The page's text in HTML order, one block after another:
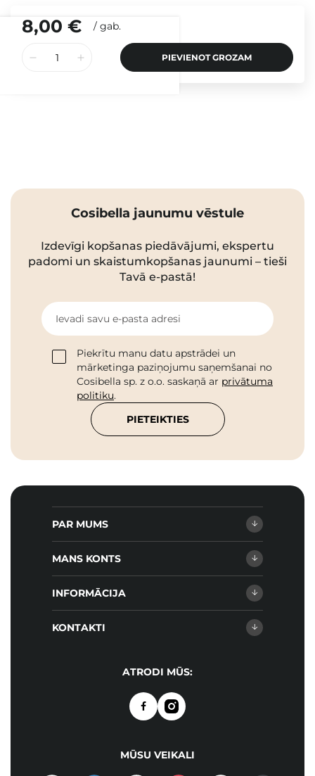
8,00 € / gab.
PIEVIENOT GROZAM
Cosibella jaunumu vēstule
Izdevīgi kopšanas piedāvājumi, ekspertu
padomi un skaistumkopšanas jaunumi – tieši
Tavā e-pastā!
Ievadi savu e-pasta adresi
Piekrītu manu datu apstrādei un
mārketinga paziņojumu saņemšanai no
Cosibella sp. z o.o. saskaņā ar privātuma
politiku.
PIETEIKTIES
PAR MUMS
MANS KONTS
INFORMĀCIJA
KONTAKTI
ATRODI MŪS:
MŪSU VEIKALI